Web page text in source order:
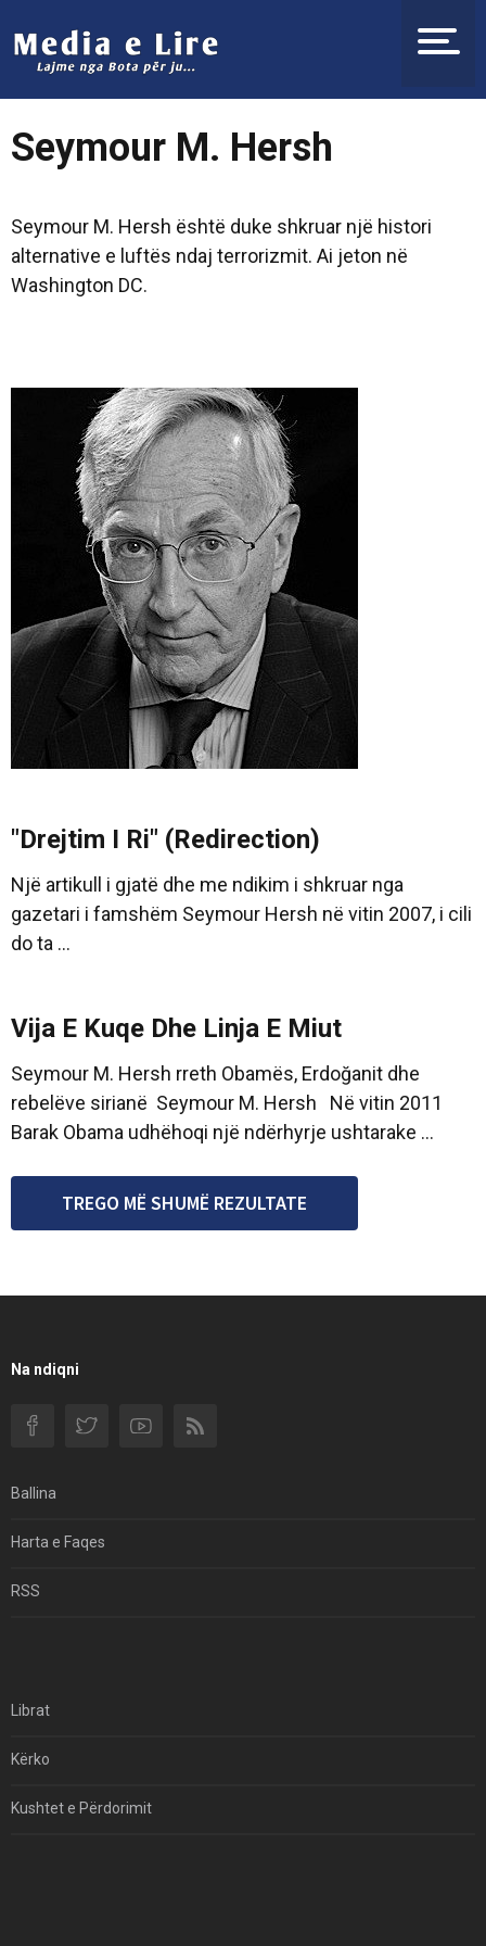
Seymour M. Hersh
Seymour M. Hersh është duke shkruar një histori
alternative e luftës ndaj terrorizmit. Ai jeton në
Washington DC.
"Drejtim I Ri" (Redirection)
Një artikull i gjatë dhe me ndikim i shkruar nga
gazetari i famshëm Seymour Hersh në vitin 2007, i cili
do ta ...
Vija E Kuqe Dhe Linja E Miut
Seymour M. Hersh rreth Obamës, Erdoğanit dhe
rebelëve sirianë Seymour M. Hersh Në vitin 2011
Barak Obama udhëhoqi një ndërhyrje ushtarake ...
TREGO MË SHUMË REZULTATE
Na ndiqni
Ballina
Harta e Faqes
RSS
Librat
Kërko
Kushtet e Përdorimit